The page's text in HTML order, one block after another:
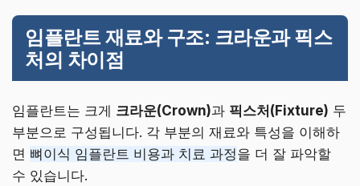
임플란트 재료와 구조: 크라운과 픽스
처의 차이점
임플란트는 크게 크라운(Crown)과 픽스처(Fixture) 두
부분으로 구성됩니다. 각 부분의 재료와 특성을 이해하
면 뼈이식 임플란트 비용과 치료 과정을 더 잘 파악할
수 있습니다.